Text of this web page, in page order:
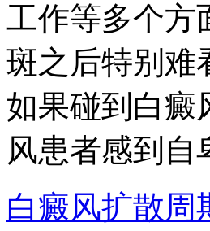
工作等多个方
斑之后特别难
如果碰到白癜
风患者感到自
白癜风扩散周